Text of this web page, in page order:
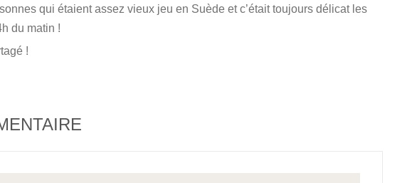
qui étaient assez vieux jeu en Suède et c’était toujours délicat les
du matin !
!